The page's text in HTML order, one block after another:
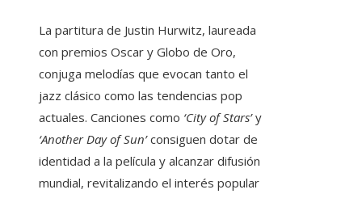
La partitura de Justin Hurwitz, laureada
con premios Oscar y Globo de Oro,
conjuga melodías que evocan tanto el
jazz clásico como las tendencias pop
actuales. Canciones como ‘City of Stars’y
‘Another Day of Sun’consiguen dotar de
identidad a la película y alcanzar difusión
mundial, revitalizando el interés popular